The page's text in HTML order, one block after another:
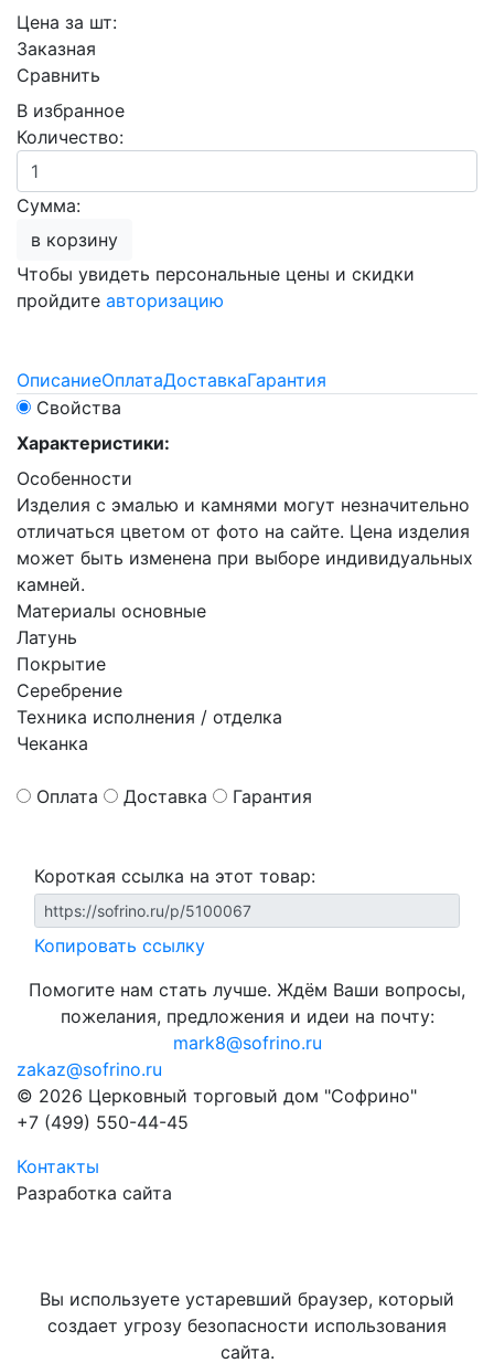
Цена за шт:
Заказная
Сравнить
В избранное
Количество:
Сумма:
в корзину
Чтобы увидеть персональные цены и скидки
пройдите авторизацию
ОписаниеОплатаДоставкаГарантия
Свойства
Характеристики:
Особенности
Изделия с эмалью и камнями могут незначительно
отличаться цветом от фото на сайте. Цена изделия
может быть изменена при выборе индивидуальных
камней.
Материалы основные
Латунь
Покрытие
Серебрение
Техника исполнения / отделка
Чеканка
Оплата Доставка Гарантия
Короткая ссылка на этот товар:
Копировать ссылку
Помогите нам стать лучше. Ждём Ваши вопросы,
пожелания, предложения и идеи на почту:
mark8@sofrino.ru
zakaz@sofrino.ru
© 2026 Церковный торговый дом "Софрино"
+7 (499) 550-44-45
Контакты
Разработка сайта
Вы используете устаревший браузер, который
создает угрозу безопасности использования
сайта.